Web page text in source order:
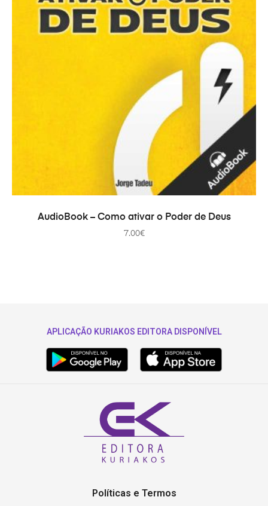
TOEVOEGEN AAN WINKELWAGEN
AudioBook – Como ativar o Poder de Deus
7.00€
APLICAÇÃO KURIAKOS EDITORA DISPONÍVEL
Políticas e Termos